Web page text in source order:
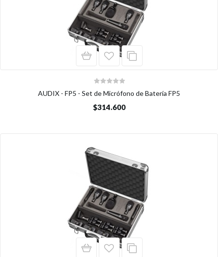
AUDIX - FP5 - Set de Micrófono de Batería FP5
$314.600